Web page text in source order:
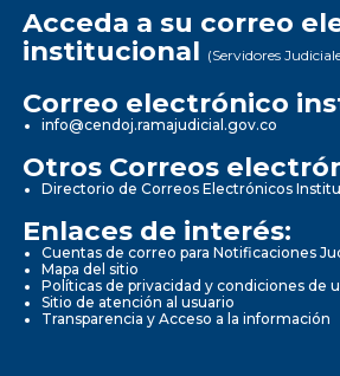
Acceda a su correo
institucional (Servidores
Correo electrónico
info@cendoj.ramajudicial.gov.co
Otros Correos
Directorio de Correos Electrónicos
Enlaces de interés:
Cuentas de correo para Notificaciones
Mapa del sitio
Políticas de privacidad y condiciones de
Sitio de atención al usuario
Transparencia y Acceso a la información